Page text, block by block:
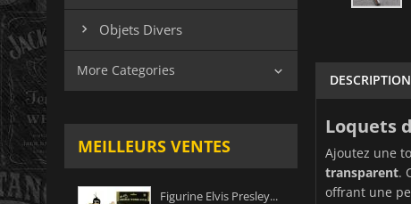
 Objets Divers
More Categories 
MEILLEURS VENTES
Figurine Elvis Presley...
DESCRIPTION
Loquets
Ajoutez une
transparent.
offrant une